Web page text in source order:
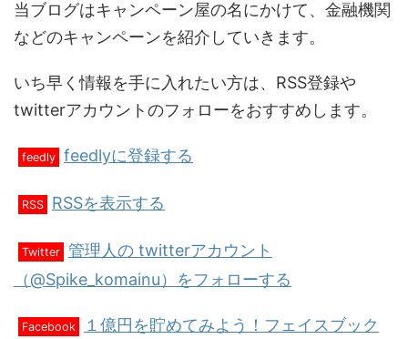
当ブログはキャンペーン屋の名にかけて、金融機関
などのキャンペーンを紹介していきます。
いち早く情報を手に入れたい方は、RSS登録や
twitterアカウントのフォローをおすすめします。
feedly feedlyに登録する
RSS RSSを表示する
Twitter 管理人の twitterアカウント
（@Spike_komainu）をフォローする
Facebook
１億円を貯めてみよう！フェイスブック